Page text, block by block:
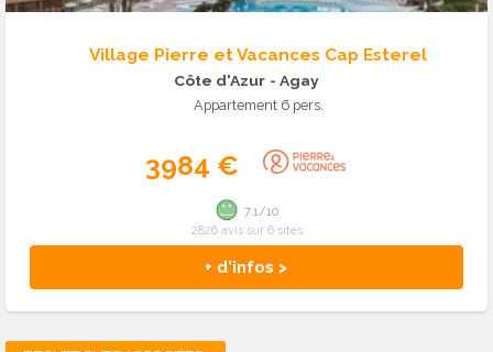
Village Pierre et Vacances Cap Esterel
Côte d'Azur - Agay
Appartement 6 pers.
3984 €
+ d'infos >
7.1/10
2826 avis sur 6 sites